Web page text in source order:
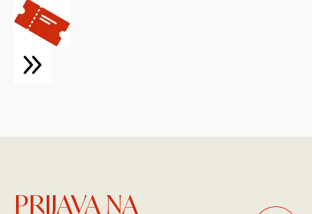
PRIJAVA NA